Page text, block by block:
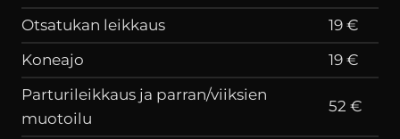
Otsatukan leikkaus
19 €
Koneajo
19 €
Parturileikkaus ja parran/viiksien
muotoilu
52 €